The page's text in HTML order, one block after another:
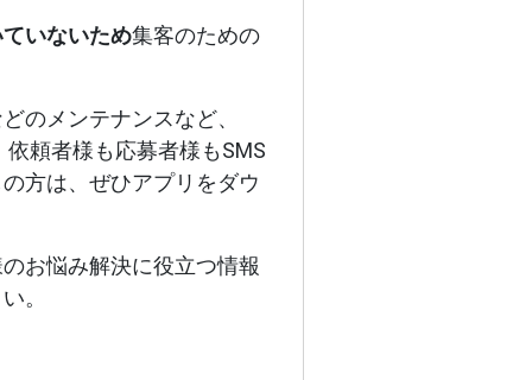
いないため集客のための
のメンテナンスなど、
依頼者様も応募者様もSMS
方は、ぜひアプリをダウ
お悩み解決に役立つ情報
。